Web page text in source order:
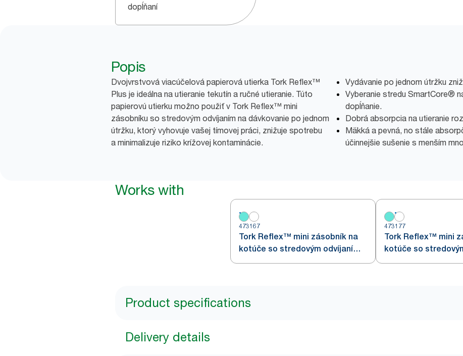
dopĺňaní
Popis
Dvojvrstvová viacúčelová papierová utierka Tork Reflex™
Plus je ideálna na utieranie tekutín a ručné utieranie. Túto
papierovú utierku možno použiť v Tork Reflex™ mini
zásobníku so stredovým odvíjaním na dávkovanie po jednom
útržku, ktorý vyhovuje vašej tímovej práci, znižuje spotrebu
a minimalizuje riziko krížovej kontaminácie.
Vydávanie po jednom útržku
Vyberanie stredu SmartCore®
dopĺňanie.
Dobrá absorpcia na utieranie
Mäkká a pevná, no stále
účinnejšie sušenie s menším
Works with
473167
Tork Reflex™ mini zásobník na
kotúče so stredovým odvíjaním,
biely a tyrkysový M3
473177
Tork Reflex™ mini
kotúče so
biely M3
Product specifications
Delivery details